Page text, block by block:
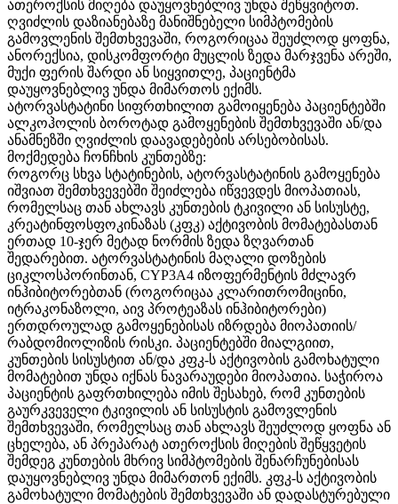
ათეროქსის მიღება დაუყოვნებლივ უნდა შეწყვიტოთ.
ღვიძლის დაზიანებაზე მანიშნებელი სიმპტომების
გამოვლენის შემთხვევაში, როგორიცაა შეუძლოდ ყოფნა,
ანორექსია, დისკომფორტი მუცლის ზედა მარჯვენა არეში,
მუქი ფერის შარდი ან სიყვითლე, პაციენტმა
დაუყოვნებლივ უნდა მიმართოს ექიმს.
ატორვასტატინი სიფრთხილით გამოიყენება პაციენტებში
ალკოჰოლის ბოროტად გამოყენების შემთხვევაში ან/და
ანამნეზში ღვიძლის დაავადებების არსებობისას.
მოქმედება ჩონჩხის კუნთებზე:
როგორც სხვა სტატინების, ატორვასტატინის გამოყენება
იშვიათ შემთხვევებში შეიძლება იწვევდეს მიოპათიას,
რომელსაც თან ახლავს კუნთების ტკივილი ან სისუსტე,
კრეატინფოსფოკინაზას (კფკ) აქტივობის მომატებასთან
ერთად 10-ჯერ მეტად ნორმის ზედა ზღვართან
შედარებით. ატორვასტატინის მაღალი დოზების
ციკლოსპორინთან, CYP3A4 იზოფერმენტის მძლავრ
ინჰიბიტორებთან (როგორიცაა კლარითრომიცინი,
იტრაკონაზოლი, აივ პროტეაზას ინჰიბიტორები)
ერთდროულად გამოყენებისას იზრდება მიოპათიის/
რაბდომიოლიზის რისკი. პაციენტებში მიალგიით,
კუნთების სისუსტით ან/და კფკ-ს აქტივობის გამოხატული
მომატებით უნდა იქნას ნავარაუდები მიოპათია. საჭიროა
პაციენტის გაფრთხილება იმის შესახებ, რომ კუნთების
გაურკვეველი ტკივილის ან სისუსტის გამოვლენის
შემთხვევაში, რომელსაც თან ახლავს შეუძლოდ ყოფნა ან
ცხელება, ან პრეპარატ ათეროქსის მიღების შეწყვეტის
შემდეგ კუნთების მხრივ სიმპტომების შენარჩუნებისას
დაუყოვნებლივ უნდა მიმართონ ექიმს. კფკ-ს აქტივობის
გამოხატული მომატების შემთხვევაში ან დადასტურებული